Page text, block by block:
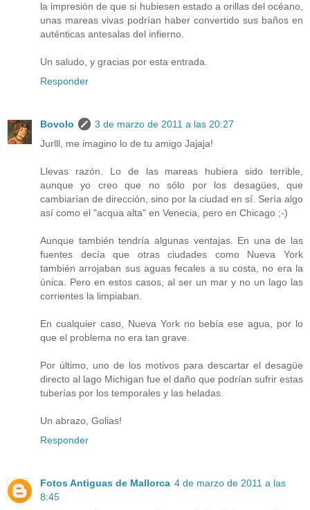
la impresión de que si hubiesen estado a orillas del océano,
unas mareas vivas podrían haber convertido sus baños en
auténticas antesalas del infierno.
Un saludo, y gracias por esta entrada.
Responder
Bovolo
3 de marzo de 2011 a las 20:27
Jurlll, me imagino lo de tu amigo Jajaja!
Llevas razón. Lo de las mareas hubiera sido terrible,
aunque yo creo que no sólo por los desagües, que
cambiarían de dirección, sino por la ciudad en sí. Sería algo
así como el "acqua alta" en Venecia, pero en Chicago ;-)
Aunque también tendría algunas ventajas. En una de las
fuentes decía que otras ciudades como Nueva York
también arrojaban sus aguas fecales a su costa, no era la
única. Pero en estos casos, al ser un mar y no un lago las
corrientes la limpiaban.
En cualquier caso, Nueva York no bebía ese agua, por lo
que el problema no era tan grave.
Por último, uno de los motivos para descartar el desagüe
directo al lago Michigan fue el daño que podrían sufrir estas
tuberías por los temporales y las heladas.
Un abrazo, Golias!
Responder
Fotos Antiguas de Mallorca 4 de marzo de 2011 a las
8:45